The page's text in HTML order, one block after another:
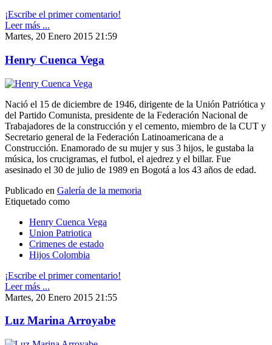
¡Escribe el primer comentario!
Leer más ...
Martes, 20 Enero 2015 21:59
Henry Cuenca Vega
Nació el 15 de diciembre de 1946, dirigente de la Unión Patriótica y
del Partido Comunista, presidente de la Federación Nacional de
Trabajadores de la construcción y el cemento, miembro de la CUT y
Secretario general de la Federación Latinoamericana de a
Construcción. Enamorado de su mujer y sus 3 hijos, le gustaba la
música, los crucigramas, el futbol, el ajedrez y el billar. Fue
asesinado el 30 de julio de 1989 en Bogotá a los 43 años de edad.
Publicado en Galería de la memoria
Etiquetado como
Henry Cuenca Vega
Union Patriotica
Crimenes de estado
Hijos Colombia
¡Escribe el primer comentario!
Leer más ...
Martes, 20 Enero 2015 21:55
Luz Marina Arroyabe